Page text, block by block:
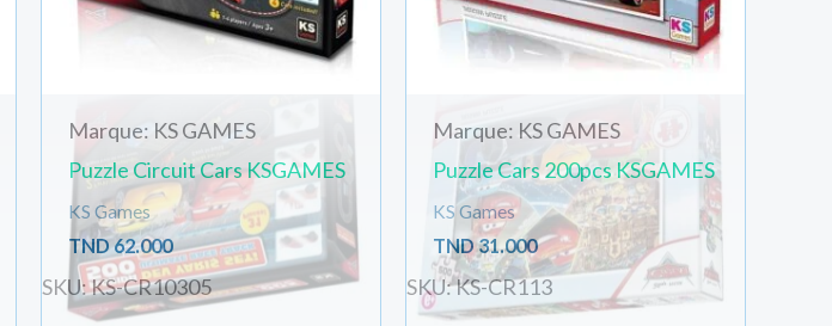
Marque: KS GAMES
Puzzle Circuit Cars KSGAMES
KS Games
TND62.000
SKU: KS-CR10305
Marque: KS GAMES
Puzzle Cars 200pcs KSGAMES
KS Games
TND31.000
SKU: KS-CR113